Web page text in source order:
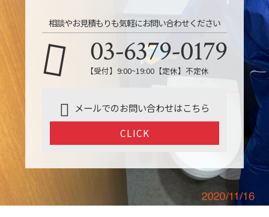
相談やお見積もりも気軽にお問い合わせください
03-6379-0179
【受付】9:00~19:00【定休】不定休
メールでのお問い合わせはこちら
CLICK